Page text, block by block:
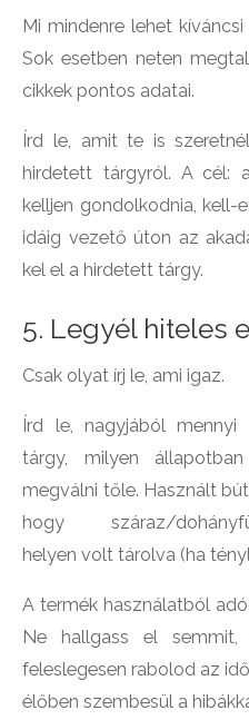
Mi mindenre lehet
Sok esetben neten
cikkek pontos adatai.
Írd le, amit te is
hirdetett tárgyról. A cél:
kelljen gondolkodnia, kell-
idáig vezető úton az
kel el a hirdetett tárgy.
5. Legyél hiteles
Csak olyat írj le, ami igaz.
Írd le, nagyjából
tárgy, milyen
megválni tőle. Használt
hogy száraz/
helyen volt tárolva (ha
A termék használatból
Ne hallgass el semmit,
feleslegesen rabolod az
élőben szembesül a